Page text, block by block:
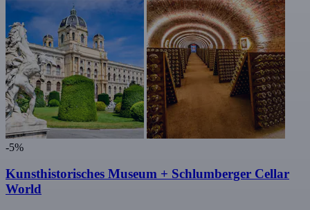
-5%
Kunsthistorisches Museum + Schlumberger Cellar
World